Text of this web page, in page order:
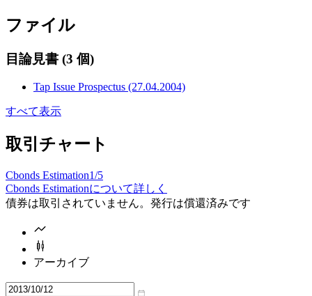
ファイル
目論見書 (3 個)
Tap Issue Prospectus (27.04.2004)
すべて表示
取引チャート
Cbonds Estimation1/5
Cbonds Estimationについて詳しく
債券は取引されていません。発行は償還済みです
アーカイブ